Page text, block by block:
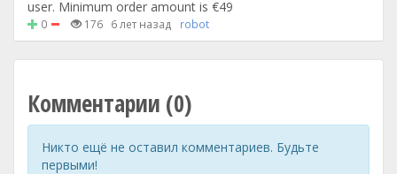
user. Minimum order amount is €49
0 176 6 лет назад robot
Комментарии (0)
Никто ещё не оставил комментариев. Будьте
первыми!